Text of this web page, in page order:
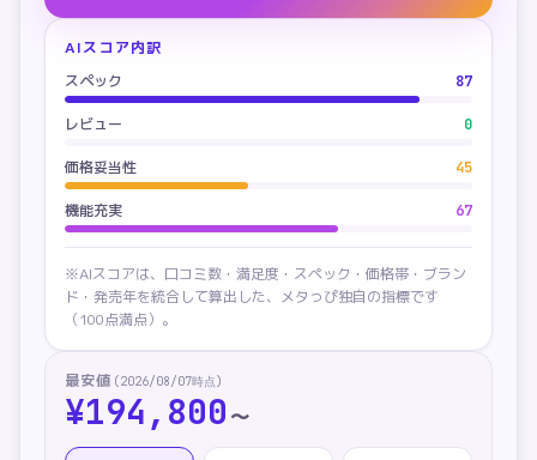
AIスコア内訳
スペック
87
レビュー 0
価格妥当性 45
機能充実 67
※AIスコアは、口コミ数・満足度・スペック・価格帯・ブラン
ド・発売年を統合して算出した、メタっぴ独自の指標です
（100点満点）。
最安値 (2026/08/07時点)
¥194,800 〜